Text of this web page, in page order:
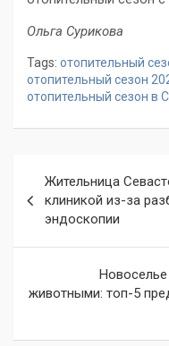
Ольга Сурикова
Tags: отопительный
отопительный сезон
отопительный сезон в
по
записям
Жительница
клиникой из-за
эндоскопии
животными: топ-5